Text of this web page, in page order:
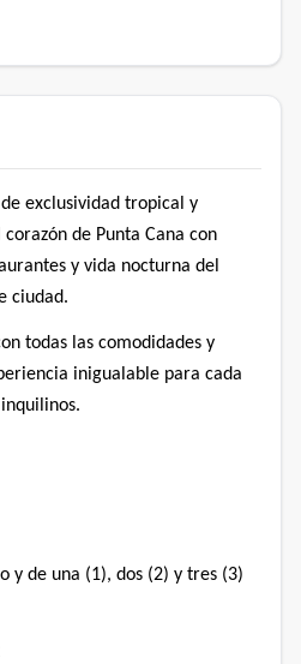
exclusividad tropical y
de Punta Cana con
y vida nocturna del
ciudad.
todas las comodidades y
inigualable para cada
y de una (1), dos (2) y tres (3)